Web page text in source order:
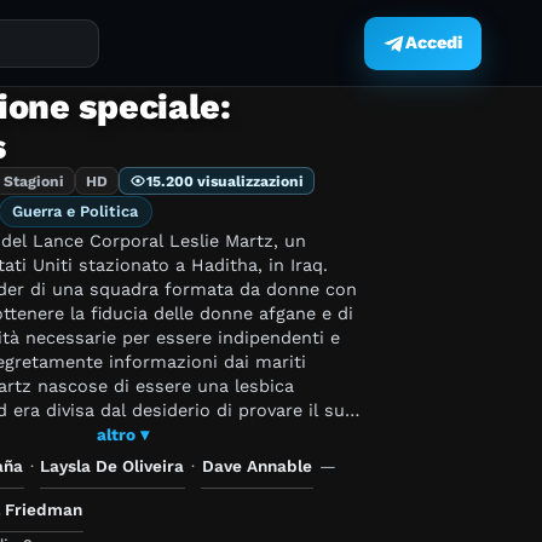
Accedi
speciale:
Stagioni HD 15.200 visualizzazioni
Guerra e Politica
Lance Corporal Leslie Martz, un
Uniti stazionato a Haditha, in Iraq.
di una squadra formata da donne con
la fiducia delle donne afgane e di
necessarie per essere indipendenti e
informazioni dai mariti
nascose di essere una lesbica
era divisa dal desiderio di provare il suo
e dall'alleanza con le donne e i
sul luogo.
altro ▾
· Laysla De Oliveira · Dave Annable —
Friedman